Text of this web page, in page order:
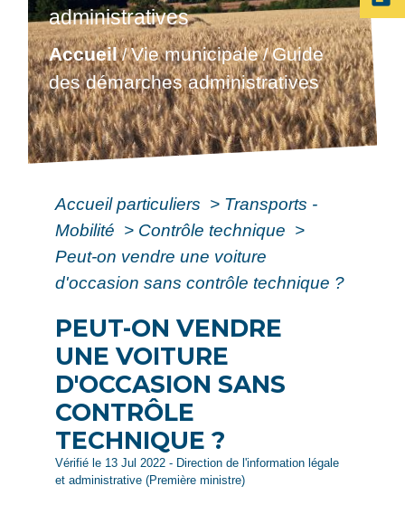
administratives
Accueil/Vie municipale/Guide
des démarches administratives
Accueil particuliers > Transports -
Mobilité > Contrôle technique >
Peut-on vendre une voiture
d'occasion sans contrôle technique ?
PEUT-ON VENDRE
UNE VOITURE
D'OCCASION SANS
CONTRÔLE
TECHNIQUE ?
Vérifié le 13 Jul 2022 - Direction de l'information légale
et administrative (Première ministre)